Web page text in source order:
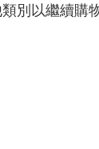
別以繼續購物